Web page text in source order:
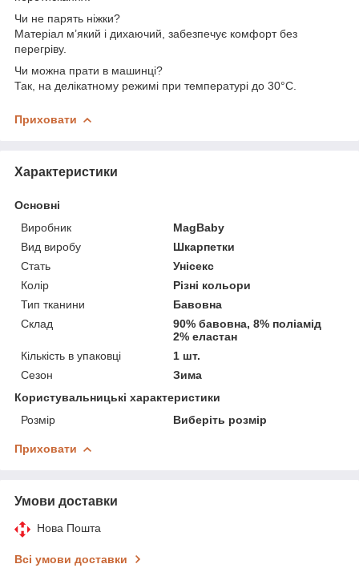
Чи не парять ніжки?
Матеріал м’який і дихаючий, забезпечує комфорт без
перегріву.
Чи можна прати в машинці?
Так, на делікатному режимі при температурі до 30°C.
Приховати
Характеристики
Основні
Виробник
MagBaby
Вид виробу
Шкарпетки
Стать
Унісекс
Колір
Різні кольори
Тип тканини
Бавовна
Склад
90% бавовна, 8% поліамід
2% еластан
Кількість в упаковці
1 шт.
Сезон
Зима
Користувальницькі характеристики
Розмір
Виберіть розмір
Приховати
Умови доставки
Нова Пошта
Всі умови доставки